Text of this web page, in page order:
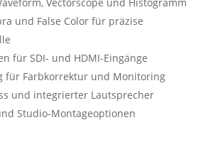
und False Color für präzise
für SDI- und HDMI-Eingänge
für Farbkorrektur und Monitoring
und integrierter Lautsprecher
Studio-Montageoptionen